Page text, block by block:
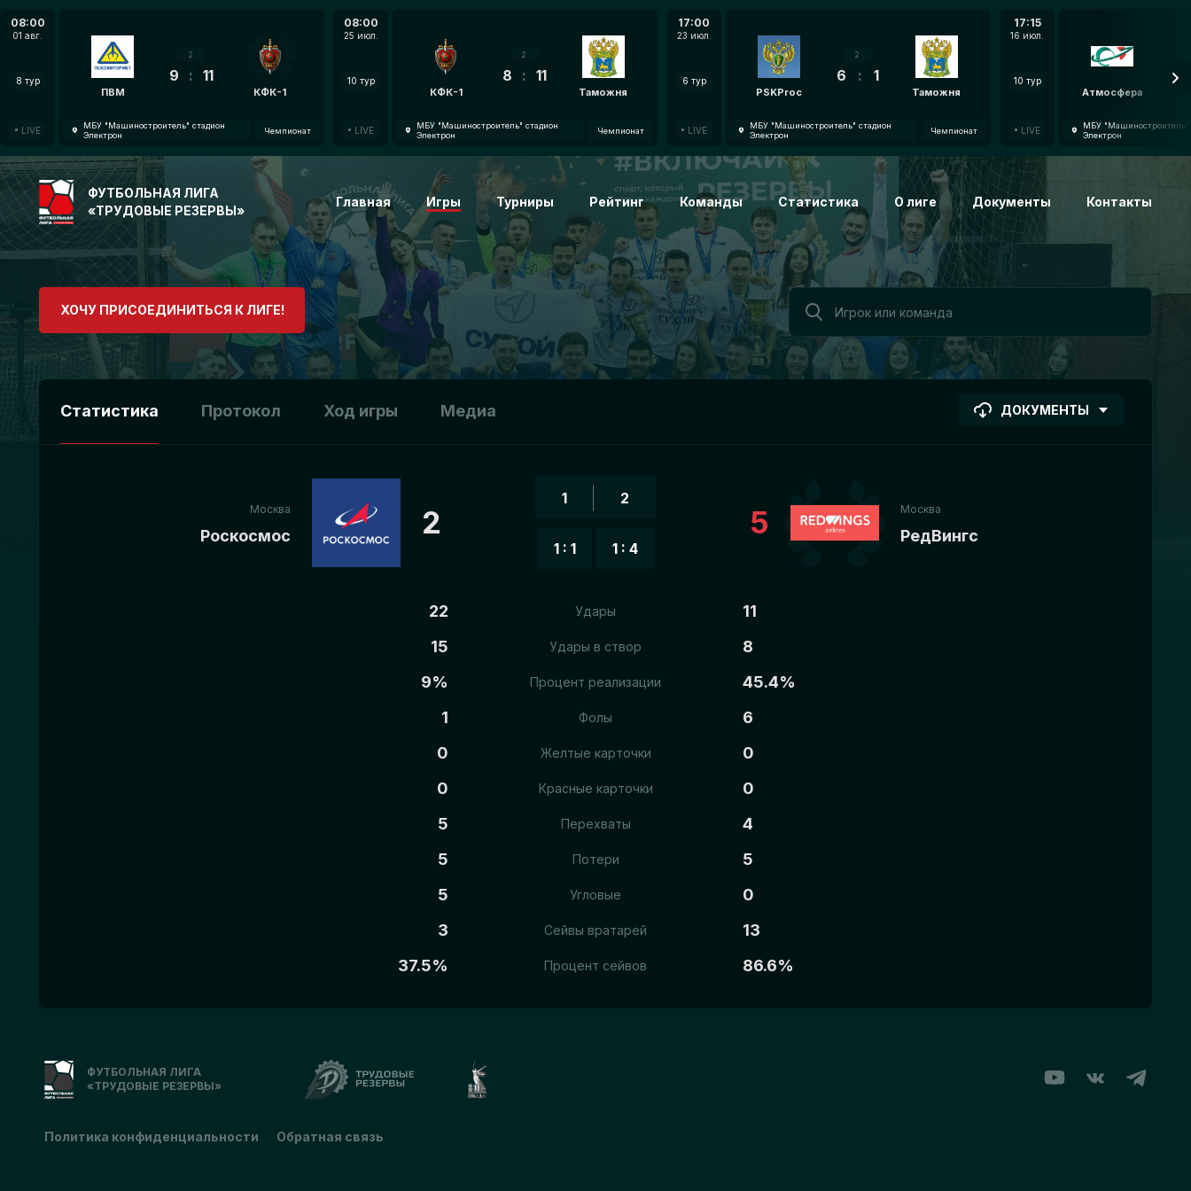
08:00
01 авг.
8 тур
LIVE
ПВМ
2
9 : 11
КФК-1
МБУ "Машиностроитель" стадион
Электрон
Чемпионат
08:00
25 июл.
10 тур
LIVE
КФК-1
2
8 : 11
Таможня
МБУ "Машиностроитель" стадион
Электрон
Чемпионат
17:00
23 июл.
6 тур
LIVE
PSKProc
2
6 : 1
Таможня
МБУ "Машиностроитель" стадион
Электрон
Чемпионат
17:15
16 июл.
10 тур
LIVE
Атмосфера
7
МБУ "Машиностроитель"
Электрон
ФУТБОЛЬНАЯ ЛИГА
«ТРУДОВЫЕ РЕЗЕРВЫ»
Главная Игры Турниры Рейтинг Команды Статистика О лиге Документы Контакты
ХОЧУ ПРИСОЕДИНИТЬСЯ К ЛИГЕ!
Статистика Протокол Ход игры Медиа ДОКУМЕНТЫ
Москва
Роскосмос 2
1
1 : 1
2
1 : 4
Москва
РедВингс
5
22 Удары
11
15
Удары в створ
8
9%
Процент реализации
45.4%
1
Фолы
6
0
Желтые карточки
0
0
Красные карточки
0
5
Перехваты
4
5
Потери
5
5
Угловые
0
3
Сейвы вратарей
13
37.5%
Процент сейвов 86.6%
ФУТБОЛЬНАЯ ЛИГА
«ТРУДОВЫЕ РЕЗЕРВЫ»
Политика конфиденциальности Обратная связь